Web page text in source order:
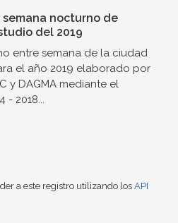
nocturno de
del 2019
entre semana de la ciudad
el año 2019 elaborado por
y DAGMA mediante el
- 2018...
a este registro utilizando los API